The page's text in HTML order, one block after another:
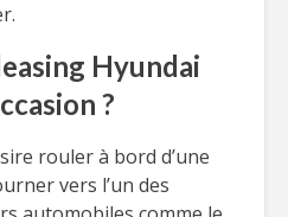
Hyundai
?
rouler à bord d’une
vers l’un des